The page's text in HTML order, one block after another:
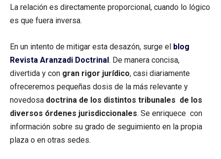
La relación es directamente proporcional, cuando lo lógico
es que fuera inversa.
En un intento de mitigar esta desazón, surge el blog
Revista Aranzadi Doctrinal. De manera concisa,
divertida y con gran rigor jurídico, casi diariamente
ofreceremos pequeñas dosis de la más relevante y
novedosa doctrina de los distintos tribunales de los
diversos órdenes jurisdiccionales. Se enriquece con
información sobre su grado de seguimiento en la propia
plaza o en otras sedes.